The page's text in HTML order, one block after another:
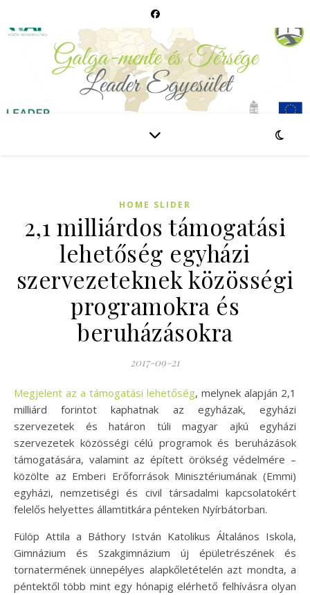
HOME SLIDER
2,1 milliárdos támogatási
lehetőség egyházi
szervezeteknek közösségi
programokra és
beruházásokra
2017-09-21
Megjelent az a támogatási lehetőség, melynek alapján 2,1
milliárd forintot kaphatnak az egyházak, egyházi
szervezetek és határon túli magyar ajkú egyházi
szervezetek közösségi célú programok és beruházások
támogatására, valamint az épített örökség védelmére –
közölte az Emberi Erőforrások Minisztériumának (Emmi)
egyházi, nemzetiségi és civil társadalmi kapcsolatokért
felelős helyettes államtitkára pénteken Nyírbátorban.
Fülöp Attila a Báthory István Katolikus Általános Iskola,
Gimnázium és Szakgimnázium új épületrészének és
tornatermének ünnepélyes alapkőletételén azt mondta, a
péntektől több mint egy hónapig elérhető felhívásra olyan